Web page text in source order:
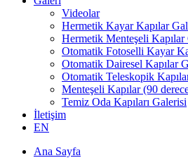
Videolar
Hermetik Kayar Kapılar
Hermetik Menteşeli Kapılar
Otomatik Fotoselli Kayar
Otomatik Dairesel Kapılar
Otomatik Teleskopik
Menteşeli Kapılar (90
Temiz Oda Kapıları Galerisi
İletişim
EN
Ana Sayfa